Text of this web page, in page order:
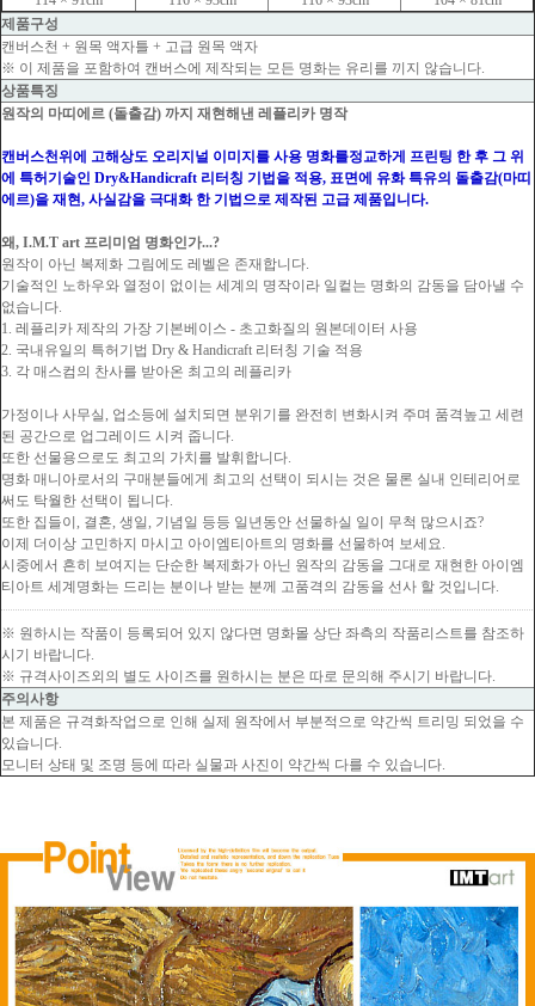
제품구성
캔버스천 + 원목 액자틀 + 고급 원목 액자
※ 이 제품을 포함하여 캔버스에 제작되는 모든 명화는 유리를 끼지 않습니다.
상품특징
원작의 마띠에르 (돌출감) 까지 재현해낸 레플리카 명작
캔버스천위에 고해상도 오리지널 이미지를 사용 명화를정교하게 프린팅 한 후 그 위
에 특허기술인 Dry&Handicraft 리터칭 기법을 적용, 표면에 유화 특유의 돌출감(마띠
에르)을 재현, 사실감을 극대화 한 기법으로 제작된 고급 제품입니다.
왜, I.M.T art 프리미엄 명화인가...?
원작이 아닌 복제화 그림에도 레벨은 존재합니다.
기술적인 노하우와 열정이 없이는 세계의 명작이라 일컽는 명화의 감동을 담아낼 수
없습니다.
1. 레플리카 제작의 가장 기본베이스 - 초고화질의 원본데이터 사용
2. 국내유일의 특허기법 Dry & Handicraft 리터칭 기술 적용
3. 각 매스컴의 찬사를 받아온 최고의 레플리카
가정이나 사무실, 업소등에 설치되면 분위기를 완전히 변화시켜 주며 품격높고 세련
된 공간으로 업그레이드 시켜 줍니다.
또한 선물용으로도 최고의 가치를 발휘합니다.
명화 매니아로서의 구매분들에게 최고의 선택이 되시는 것은 물론 실내 인테리어로
써도 탁월한 선택이 됩니다.
또한 집들이, 결혼, 생일, 기념일 등등 일년동안 선물하실 일이 무척 많으시죠?
이제 더이상 고민하지 마시고 아이엠티아트의 명화를 선물하여 보세요.
시중에서 흔히 보여지는 단순한 복제화가 아닌 원작의 감동을 그대로 재현한 아이엠
티아트 세계명화는 드리는 분이나 받는 분께 고품격의 감동을 선사 할 것입니다.
※ 원하시는 작품이 등록되어 있지 않다면 명화몰 상단 좌측의 작품리스트를 참조하
시기 바랍니다.
※ 규격사이즈외의 별도 사이즈를 원하시는 분은 따로 문의해 주시기 바랍니다.
주의사항
본 제품은 규격화작업으로 인해 실제 원작에서 부분적으로 약간씩 트리밍 되었을 수
있습니다.
모니터 상태 및 조명 등에 따라 실물과 사진이 약간씩 다를 수 있습니다.